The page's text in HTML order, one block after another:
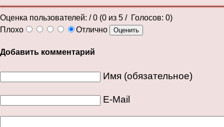
Оценка пользователей: / 0 (0 из 5 / Голосов: 0)
Плохо
Отлично
Добавить комментарий
Имя (обязательное)
E-Mail